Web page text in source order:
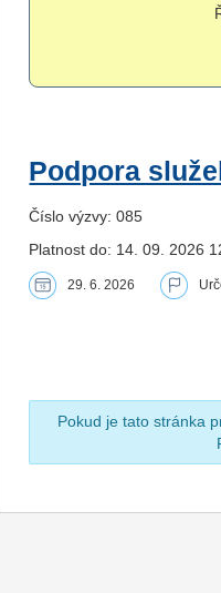
Podpora
Číslo výzvy: 085
Platnost do: 14. 09. 2026
29. 6. 2026
Pokud je tato stránka